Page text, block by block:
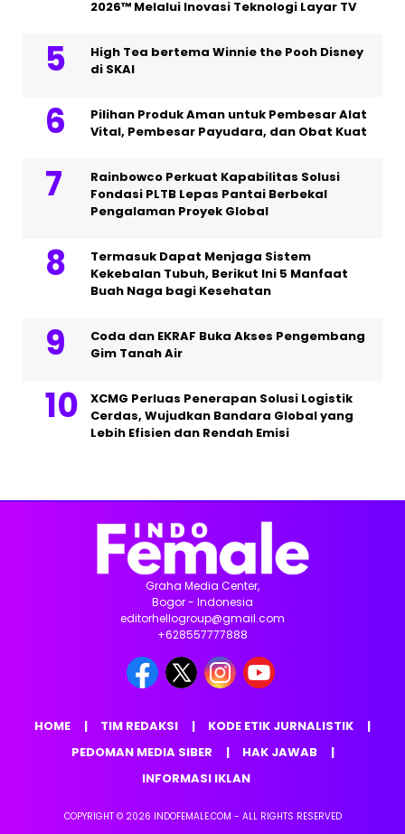
2026™ Melalui Inovasi Teknologi Layar TV
High Tea bertema Winnie the Pooh Disney
di SKAI
Pilihan Produk Aman untuk Pembesar Alat
Vital, Pembesar Payudara, dan Obat Kuat
Rainbowco Perkuat Kapabilitas Solusi
Fondasi PLTB Lepas Pantai Berbekal
Pengalaman Proyek Global
Termasuk Dapat Menjaga Sistem
Kekebalan Tubuh, Berikut Ini 5 Manfaat
Buah Naga bagi Kesehatan
Coda dan EKRAF Buka Akses Pengembang
Gim Tanah Air
XCMG Perluas Penerapan Solusi Logistik
Cerdas, Wujudkan Bandara Global yang
Lebih Efisien dan Rendah Emisi
Graha Media Center,
Bogor - Indonesia
editorhellogroup@gmail.com
+628557777888
HOME TIM REDAKSI
KODE ETIK JURNALISTIK
PEDOMAN MEDIA SIBER
HAK JAWAB
INFORMASI IKLAN
COPYRIGHT © 2026 INDOFEMALE.COM - ALL RIGHTS RESERVED